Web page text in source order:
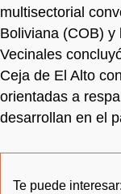
multisectorial
Boliviana (COB)
Vecinales
Ceja de El Alto
orientadas a
desarrollan en el
Te puede interesar: